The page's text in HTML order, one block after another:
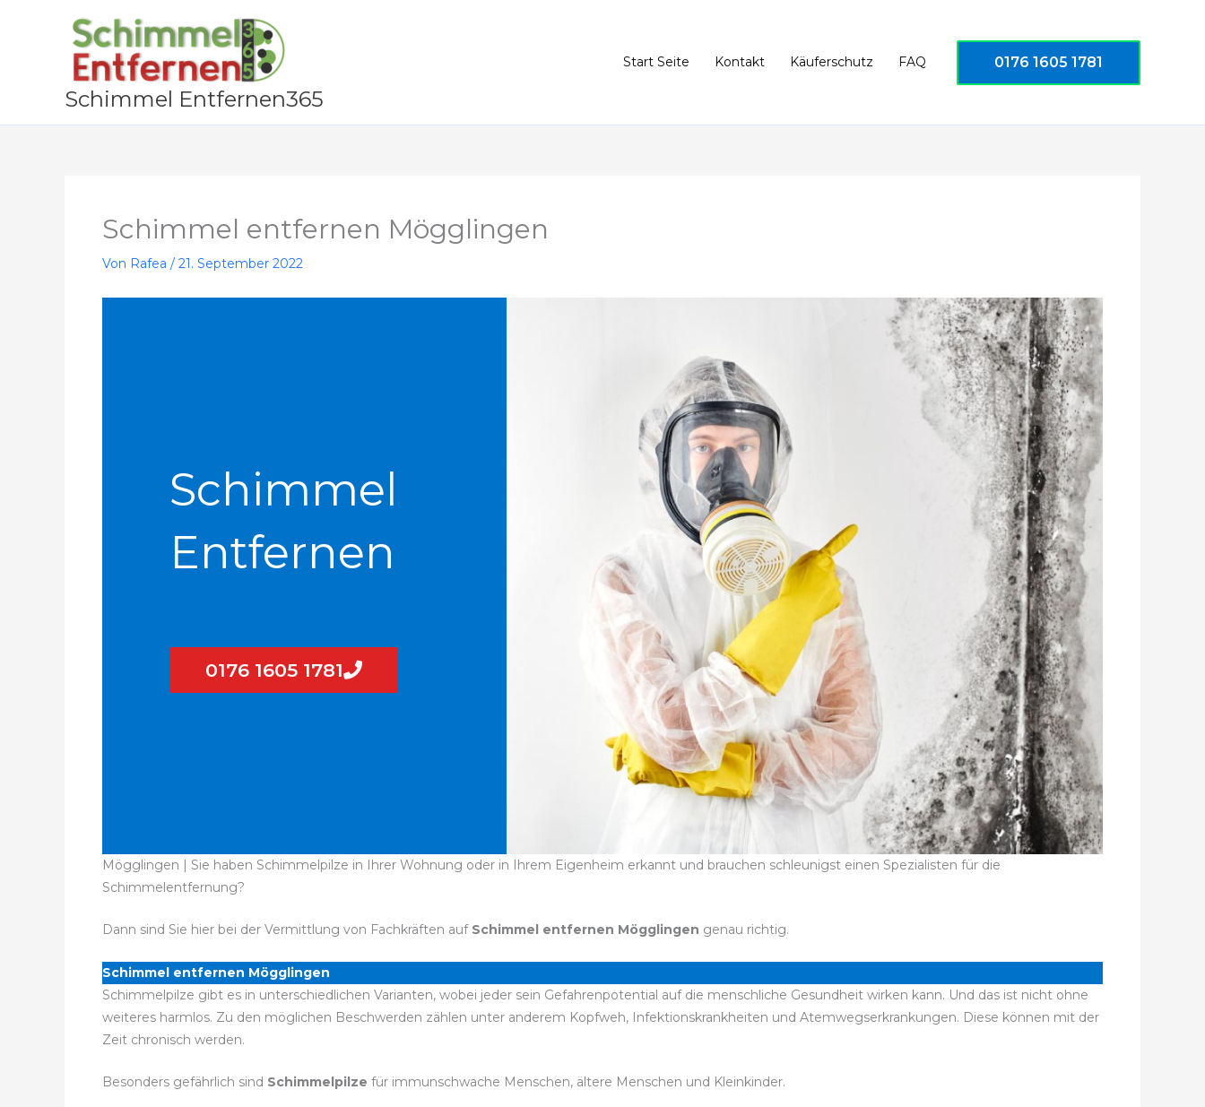
Schimmel Entfernen365
Start Seite Kontakt Käuferschutz FAQ 0176 1605 1781
Schimmel entfernen Mögglingen
Von Rafea / 21. September 2022
Schimmel
Entfernen
0176 1605 1781
Mögglingen | Sie haben Schimmelpilze in Ihrer Wohnung oder in Ihrem Eigenheim erkannt und brauchen schleunigst einen Spezialisten für die
Schimmelentfernung?
Dann sind Sie hier bei der Vermittlung von Fachkräften auf Schimmel entfernen Mögglingen genau richtig.
Schimmel entfernen Mögglingen
Schimmelpilze gibt es in unterschiedlichen Varianten, wobei jeder sein Gefahrenpotential auf die menschliche Gesundheit wirken kann. Und das ist nicht ohne
weiteres harmlos. Zu den möglichen Beschwerden zählen unter anderem Kopfweh, Infektionskrankheiten und Atemwegserkrankungen. Diese können mit der
Zeit chronisch werden.
Besonders gefährlich sind Schimmelpilze für immunschwache Menschen, ältere Menschen und Kleinkinder.